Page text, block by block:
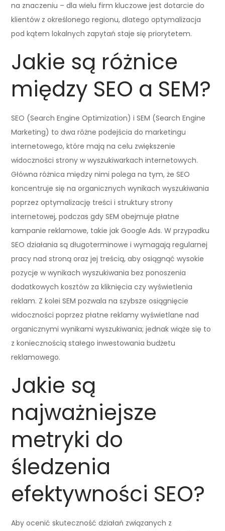
na znaczeniu – dla wielu firm kluczowe jest dotarcie do
klientów z określonego regionu, dlatego optymalizacja
pod kątem lokalnych zapytań staje się priorytetem.
Jakie są różnice
między SEO a SEM?
SEO (Search Engine Optimization) i SEM (Search Engine
Marketing) to dwa różne podejścia do marketingu
internetowego, które mają na celu zwiększenie
widoczności strony w wyszukiwarkach internetowych.
Główna różnica między nimi polega na tym, że SEO
koncentruje się na organicznych wynikach wyszukiwania
poprzez optymalizację treści i struktury strony
internetowej, podczas gdy SEM obejmuje płatne
kampanie reklamowe, takie jak Google Ads. W przypadku
SEO działania są długoterminowe i wymagają regularnej
pracy nad stroną oraz jej treścią, aby osiągnąć wysokie
pozycje w wynikach wyszukiwania bez ponoszenia
dodatkowych kosztów za kliknięcia czy wyświetlenia
reklam. Z kolei SEM pozwala na szybsze osiągnięcie
widoczności poprzez płatne reklamy wyświetlane nad
organicznymi wynikami wyszukiwania; jednak wiąże się to
z koniecznością stałego inwestowania budżetu
reklamowego.
Jakie są
najważniejsze
metryki do
śledzenia
efektywności SEO?
Aby ocenić skuteczność działań związanych z